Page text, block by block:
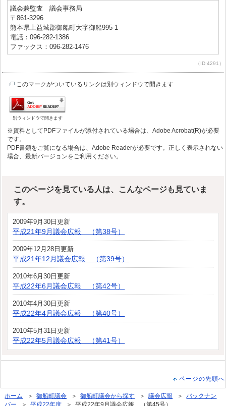
議会兼監査 議会事務局
〒861-3296
熊本県上益城郡御船町大字御船995-1
電話：096-282-1386
ファックス：096-282-1476
（ID:4291）
このマークがついているリンクは別ウィンドウで開きます
別ウィンドウで開きます
※資料としてPDFファイルが添付されている場合は、Adobe Acrobat(R)が必要
です。
PDF書類をご覧になる場合は、Adobe Readerが必要です。正しく表示されない
場合、最新バージョンをご利用ください。
このページを見ている人は、こんなページも見ていま
す。
2009年9月30日更新
平成21年9月議会広報 （第38号）
2009年12月28日更新
平成21年12月議会広報 （第39号）
2010年6月30日更新
平成22年6月議会広報 （第42号）
2010年4月30日更新
平成22年4月議会広報 （第40号）
2010年5月31日更新
平成22年5月議会広報 （第41号）
ページの先頭へ
ホーム ＞御船町議会 ＞御船町議会から探す ＞議会広報 ＞バックナン
バー
＞平成22年度 ＞ 平成22年9月議会広報 （第45号）